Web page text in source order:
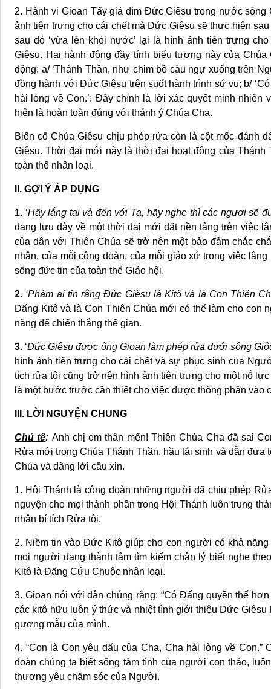
2. Hành vi Gioan Tẩy giả dìm Đức Giêsu trong nước
ảnh tiên trưng cho cái chết mà Đức Giêsu sẽ thực hiện
sau đó ‘vừa lên khỏi nước’ lại là hình ảnh tiên trưng
Giêsu. Hai hành động đầy tính biểu tượng này của
động: a/ ‘Thánh Thần, như chim bồ câu ngự xuống trên
đồng hành với Đức Giêsu trên suốt hành trình sứ vụ; b/
hài lòng về Con.’: Đây chính là lời xác quyết minh
hiện là hoàn toàn đúng với thánh ý Chúa Cha.
Biến cố Chúa Giêsu chịu phép rửa còn là cột mốc đánh
Giêsu. Thời đại mới này là thời đại hoạt động của
toàn thể nhân loại.
II. GỢI Ý ÁP DỤNG
1. ‘Hãy lắng tai và đến với Ta, hãy nghe thì các ngươi sẽ
đang lưu đày về một thời đại mới đặt nền tảng trên việc
của dân với Thiên Chúa sẽ trở nên một bảo đảm chắc
nhân, của mỗi cộng đoàn, của mỗi giáo xứ trong việc
sống đức tin của toàn thể Giáo hội.
2. ‘Phàm ai tin rằng Đức Giêsu là Kitô và là Con Thiên
Đấng Kitô và là Con Thiên Chúa mới có thể làm cho
năng để chiến thắng thế gian.
3. ‘Đức Giêsu được ông Gioan làm phép rửa dưới sông
hình ảnh tiên trưng cho cái chết và sự phục sinh của
tích rửa tội cũng trở nên hình ảnh tiên trưng cho một nỗ
là một bước trước cần thiết cho việc được thông phần
III. LỜI NGUYỆN CHUNG
Chủ tế: Anh chị em thân mến! Thiên Chúa Cha đã sai
Rửa mới trong Chúa Thánh Thần, hầu tái sinh và dẫn
Chúa và dâng lời cầu xin.
1. Hội Thánh là cộng đoàn những người đã chịu phép
nguyện cho mọi thành phần trong Hội Thánh luôn trung
nhận bí tích Rửa tội.
2. Niềm tin vào Đức Kitô giúp cho con người có khả
mọi người đang thành tâm tìm kiếm chân lý biết nghe
Kitô là Đấng Cứu Chuộc nhân loại.
3. Gioan nói với dân chúng rằng: “Có Đấng quyền thế
các kitô hữu luôn ý thức và nhiệt tình giới thiệu Đức
gương mẫu của mình.
4. “Con là Con yêu dấu của Cha, Cha hài lòng về
đoàn chúng ta biết sống tâm tình của người con thảo,
thương yêu chăm sóc của Người.